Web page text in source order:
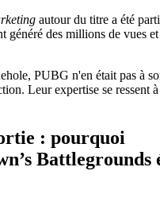
autour du titre a été
généré des millions de vues
PUBG n'en était pas à
Leur expertise se ressent
: pourquoi
Battlegrounds